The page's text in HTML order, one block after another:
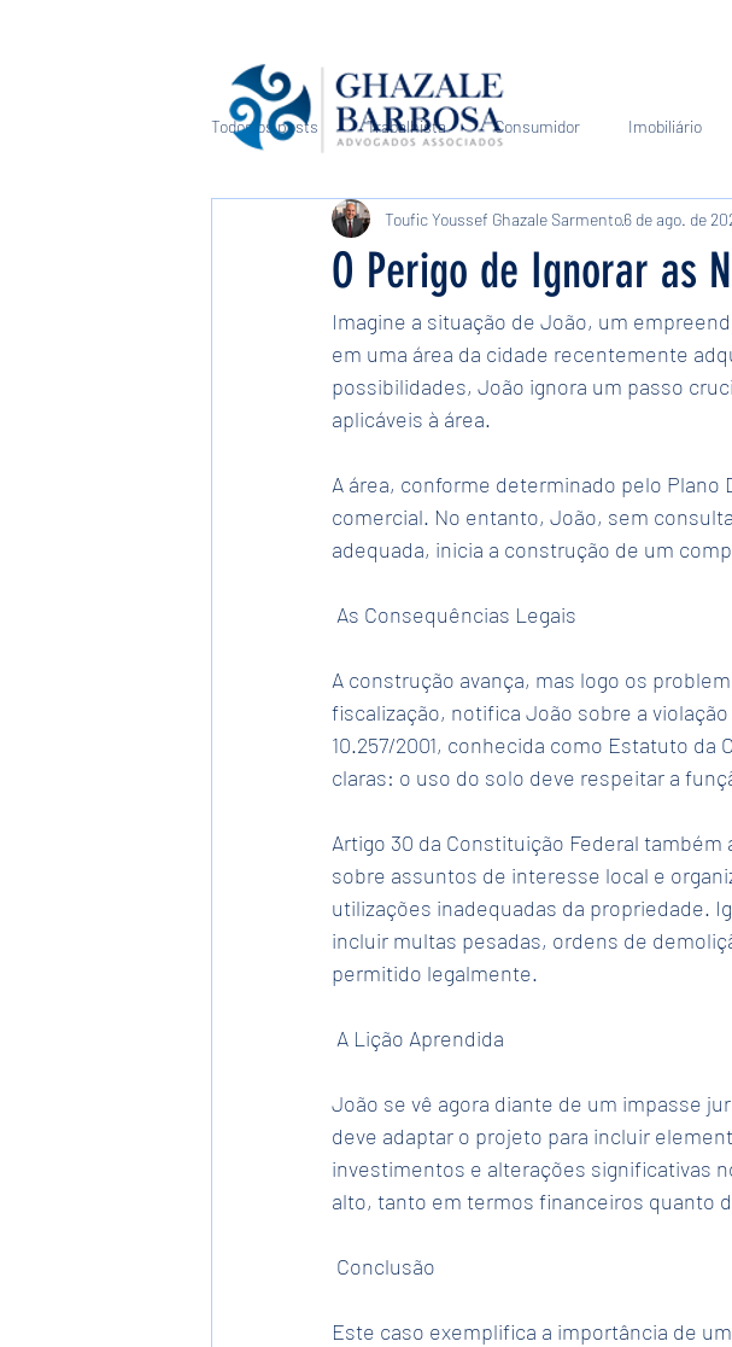
Todos os posts Trabalhista Consumidor Imobiliário
Direito Médico e de Saúde Sucessório Tributário
O Perigo de Ignorar as
Toufic Youssef Ghazale Sarmento6 de ago. de
Imagine a situação de João, um
em uma área da cidade recentemente
possibilidades, João ignora um passo
aplicáveis à área.
A área, conforme determinado pelo
comercial. No entanto, João, sem
adequada, inicia a construção de um
As Consequências Legais
A construção avança, mas logo os
fiscalização, notifica João sobre a
10.257/2001, conhecida como Estatuto
claras: o uso do solo deve respeitar a
Artigo 30 da Constituição Federal
sobre assuntos de interesse local e
utilizações inadequadas da propriedade.
incluir multas pesadas, ordens de
permitido legalmente.
A Lição Aprendida
João se vê agora diante de um impasse
deve adaptar o projeto para incluir
investimentos e alterações significativas
alto, tanto em termos financeiros quanto
Conclusão
Este caso exemplifica a importância de